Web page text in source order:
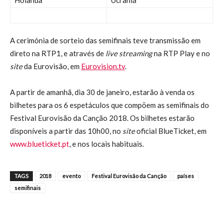
A cerimónia de sorteio das semifinais teve transmissão em
direto na RTP1, e através de live streamingna RTP Play e no
siteda Eurovisão, em Eurovision.tv.
A partir de amanhã, dia 30 de janeiro, estarão à venda os
bilhetes para os 6 espetáculos que compõem as semifinais do
Festival Eurovisão da Canção 2018. Os bilhetes estarão
disponíveis a partir das 10h00, no siteoficial BlueTicket, em
www.blueticket.pt, e nos locais habituais.
TAGS 2018 evento Festival Eurovisão da Canção
países
semifinais